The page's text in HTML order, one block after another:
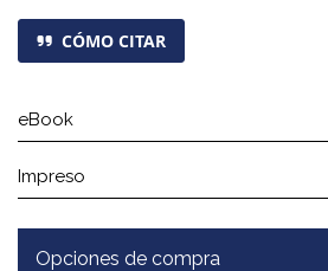
CÓMO CITAR
eBook
Impreso
Opciones de compra